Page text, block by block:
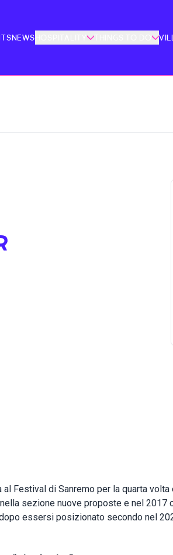
NEWS THINGS TO DO
al Festival di Sanremo per la quarta volta
nella sezione nuove proposte e nel 2017
essersi posizionato secondo nel